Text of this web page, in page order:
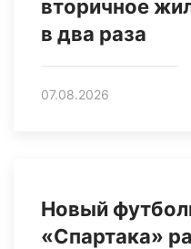
вторичное
в два раза
07.08.2026
Новый
«Спартака»